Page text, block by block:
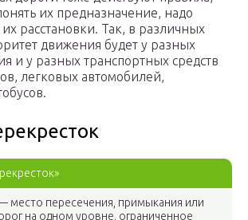
их предназначение, надо
расстановки. Так, в различных
движения будет у разных
и у разных транспортных средств
легковых автомобилей,
место пересечения, примыкания или
на одном уровне, ограниченное